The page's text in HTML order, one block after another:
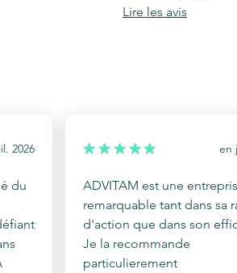
Lire les avis
2026
du
en
ADVITAM est une
remarquable tant dans sa
d'action que dans son
Je la recommande
particulierement